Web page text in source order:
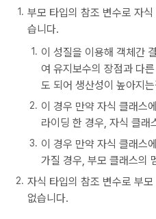
부모 타입의 참조 변수로 자
습니다.
이 성질을 이용해 객체간
여 유지보수의 장점과 다
도 되어 생산성이 높아지
이 경우 만약 자식 클래스
라이딩 한 경우, 자식 클래
이 경우 만약 자식 클래스
가질 경우, 부모 클래스의
자식 타입의 참조 변수로 부
없습니다.